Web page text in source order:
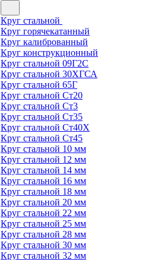
Круг стальной
Круг горячекатанный
Круг калиброванный
Круг конструкционный
Круг стальной 09Г2С
Круг стальной 30ХГСА
Круг стальной 65Г
Круг стальной Ст20
Круг стальной Ст3
Круг стальной Ст35
Круг стальной Ст40Х
Круг стальной Ст45
Круг стальной 10 мм
Круг стальной 12 мм
Круг стальной 14 мм
Круг стальной 16 мм
Круг стальной 18 мм
Круг стальной 20 мм
Круг стальной 22 мм
Круг стальной 25 мм
Круг стальной 28 мм
Круг стальной 30 мм
Круг стальной 32 мм